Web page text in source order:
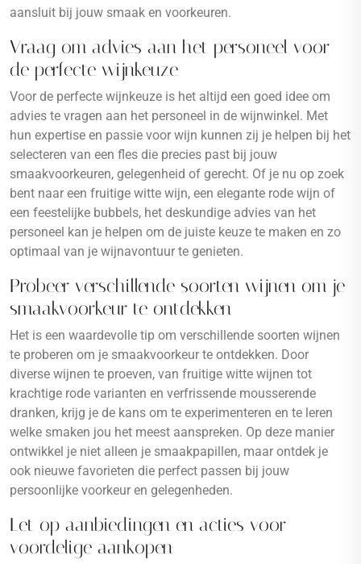
aansluit bij jouw smaak en voorkeuren.
Vraag om advies aan het personeel voor
de perfecte wijnkeuze
Voor de perfecte wijnkeuze is het altijd een goed idee om
advies te vragen aan het personeel in de wijnwinkel. Met
hun expertise en passie voor wijn kunnen zij je helpen bij het
selecteren van een fles die precies past bij jouw
smaakvoorkeuren, gelegenheid of gerecht. Of je nu op zoek
bent naar een fruitige witte wijn, een elegante rode wijn of
een feestelijke bubbels, het deskundige advies van het
personeel kan je helpen om de juiste keuze te maken en zo
optimaal van je wijnavontuur te genieten.
Probeer verschillende soorten wijnen om je
smaakvoorkeur te ontdekken
Het is een waardevolle tip om verschillende soorten wijnen
te proberen om je smaakvoorkeur te ontdekken. Door
diverse wijnen te proeven, van fruitige witte wijnen tot
krachtige rode varianten en verfrissende mousserende
dranken, krijg je de kans om te experimenteren en te leren
welke smaken jou het meest aanspreken. Op deze manier
ontwikkel je niet alleen je smaakpapillen, maar ontdek je
ook nieuwe favorieten die perfect passen bij jouw
persoonlijke voorkeur en gelegenheden.
Let op aanbiedingen en acties voor
voordelige aankopen